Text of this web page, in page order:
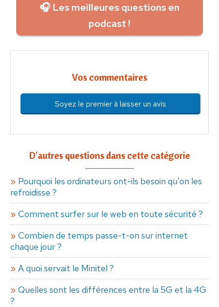
🎧 Les meilleures questions en
podcast !
Vos commentaires
Soyez le premier à laisser un avis
D'autres questions dans cette catégorie
Pourquoi les ordinateurs ont-ils besoin qu'on les
refroidisse ?
Comment surfer sur le web en toute sécurité ?
Combien de temps passe-t-on sur internet
chaque jour ?
A quoi servait le Minitel ?
Quelles sont les différences entre la 5G et la 4G
?